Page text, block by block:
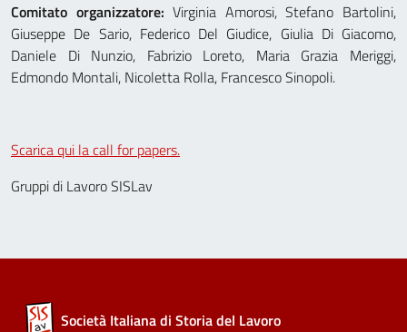
Comitato organizzatore: Virginia Amorosi, Stefano Bartolini,
Giuseppe De Sario, Federico Del Giudice, Giulia Di Giacomo,
Daniele Di Nunzio, Fabrizio Loreto, Maria Grazia Meriggi,
Edmondo Montali, Nicoletta Rolla, Francesco Sinopoli.
Scarica qui la call for papers.
Gruppi di Lavoro SISLav
Società Italiana di Storia del Lavoro